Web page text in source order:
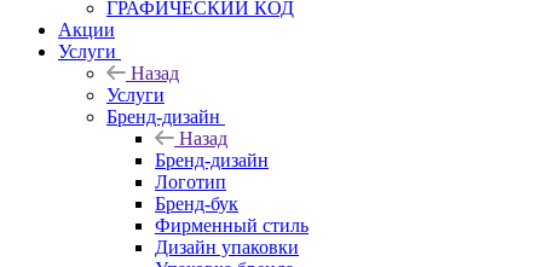
ГРАФИЧЕСКИЙ КОД
Акции
Услуги
Назад
Услуги
Бренд-дизайн
Назад
Бренд-дизайн
Логотип
Бренд-бук
Фирменный стиль
Дизайн упаковки